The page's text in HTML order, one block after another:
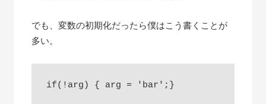
でも、変数の初期化だったら僕はこう書くことが
多い。